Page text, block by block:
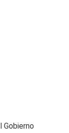
Gobierno